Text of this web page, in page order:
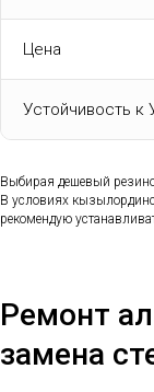
Цена
Устойчивость к
Выбирая дешевый
В условиях
рекомендую
Ремонт
замена